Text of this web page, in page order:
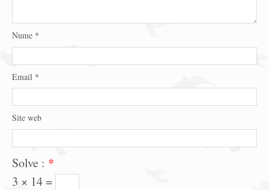
Nume *
Email *
Site web
Solve : *
3 × 14 =